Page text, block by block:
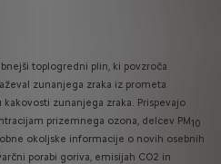
toplogredni plin, ki povzroča
zunanjega zraka iz prometa
zunanjega zraka. Prispevajo
prizemnega ozona, delcev PM10
okoljske informacije o novih osebnih
porabi goriva, emisijah CO2 in